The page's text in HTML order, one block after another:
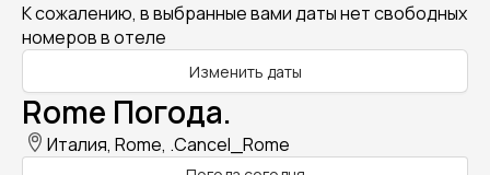
К сожалению, в выбранные вами даты нет свободных
номеров в отеле
Изменить даты
Rome Погода.
Италия, Rome, .Cancel_Rome